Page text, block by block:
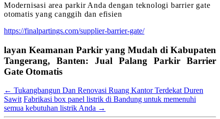
Modernisasi area parkir Anda dengan teknologi barrier gate
otomatis yang canggih dan efisien
https://finalpartings.com/supplier-barrier-gate/
layan Keamanan Parkir yang Mudah di Kabupaten
Tangerang, Banten: Jual Palang Parkir Barrier
Gate Otomatis
← Tukangbangun Dan Renovasi Ruang Kantor Terdekat Duren
Sawit Fabrikasi box panel listrik di Bandung untuk memenuhi
semua kebutuhan listrik Anda →